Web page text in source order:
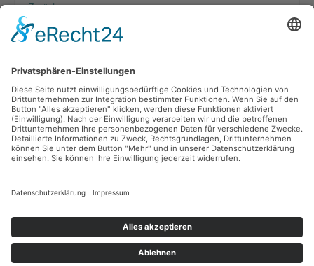
Zurück